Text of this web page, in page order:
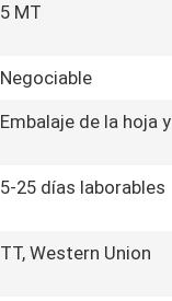
5 MT
Negociable
Embalaje de la hoja
5-25 días laborables
TT, Western Union